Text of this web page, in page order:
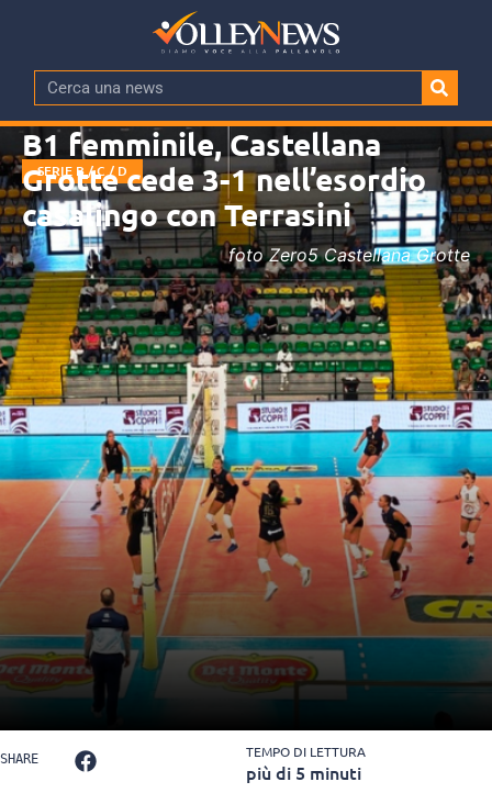
SERIE B / C / D
B1 femminile, Castellana
Grotte cede 3-1 nell’esordio
casalingo con Terrasini
foto Zero5 Castellana Grotte
SHARE TEMPO DI LETTURA
più di 5 minuti